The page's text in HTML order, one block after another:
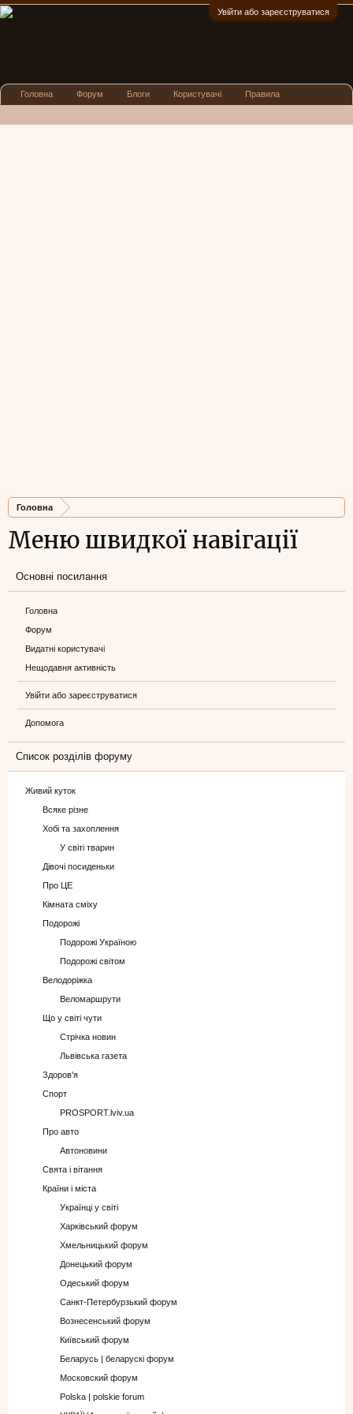
Увійти або зареєструватися
Головна
Меню швидкої навігації
Основні посилання
Головна
Форум
Видатні користувачі
Нещодавня активність
Увійти або зареєструватися
Допомога
Список розділів форуму
Живий куток
Всяке різне
Хобі та захоплення
У світі тварин
Дівочі посиденьки
Про ЦЕ
Кімната сміху
Подорожі
Подорожі Україною
Подорожі світом
Велодоріжка
Веломаршрути
Що у світі чути
Стрічка новин
Львівська газета
Здоров'я
Спорт
PROSPORT.lviv.ua
Про авто
Автоновини
Свята і вітання
Країни і міста
Українці у світі
Харківський форум
Хмельницький форум
Донецький форум
Одеський форум
Санкт-Петербурзький форум
Вознесенський форум
Київський форум
Беларусь | беларускі форум
Московский форум
Polska | polskie forum
Головна Форум Блоги Користувачі Правила